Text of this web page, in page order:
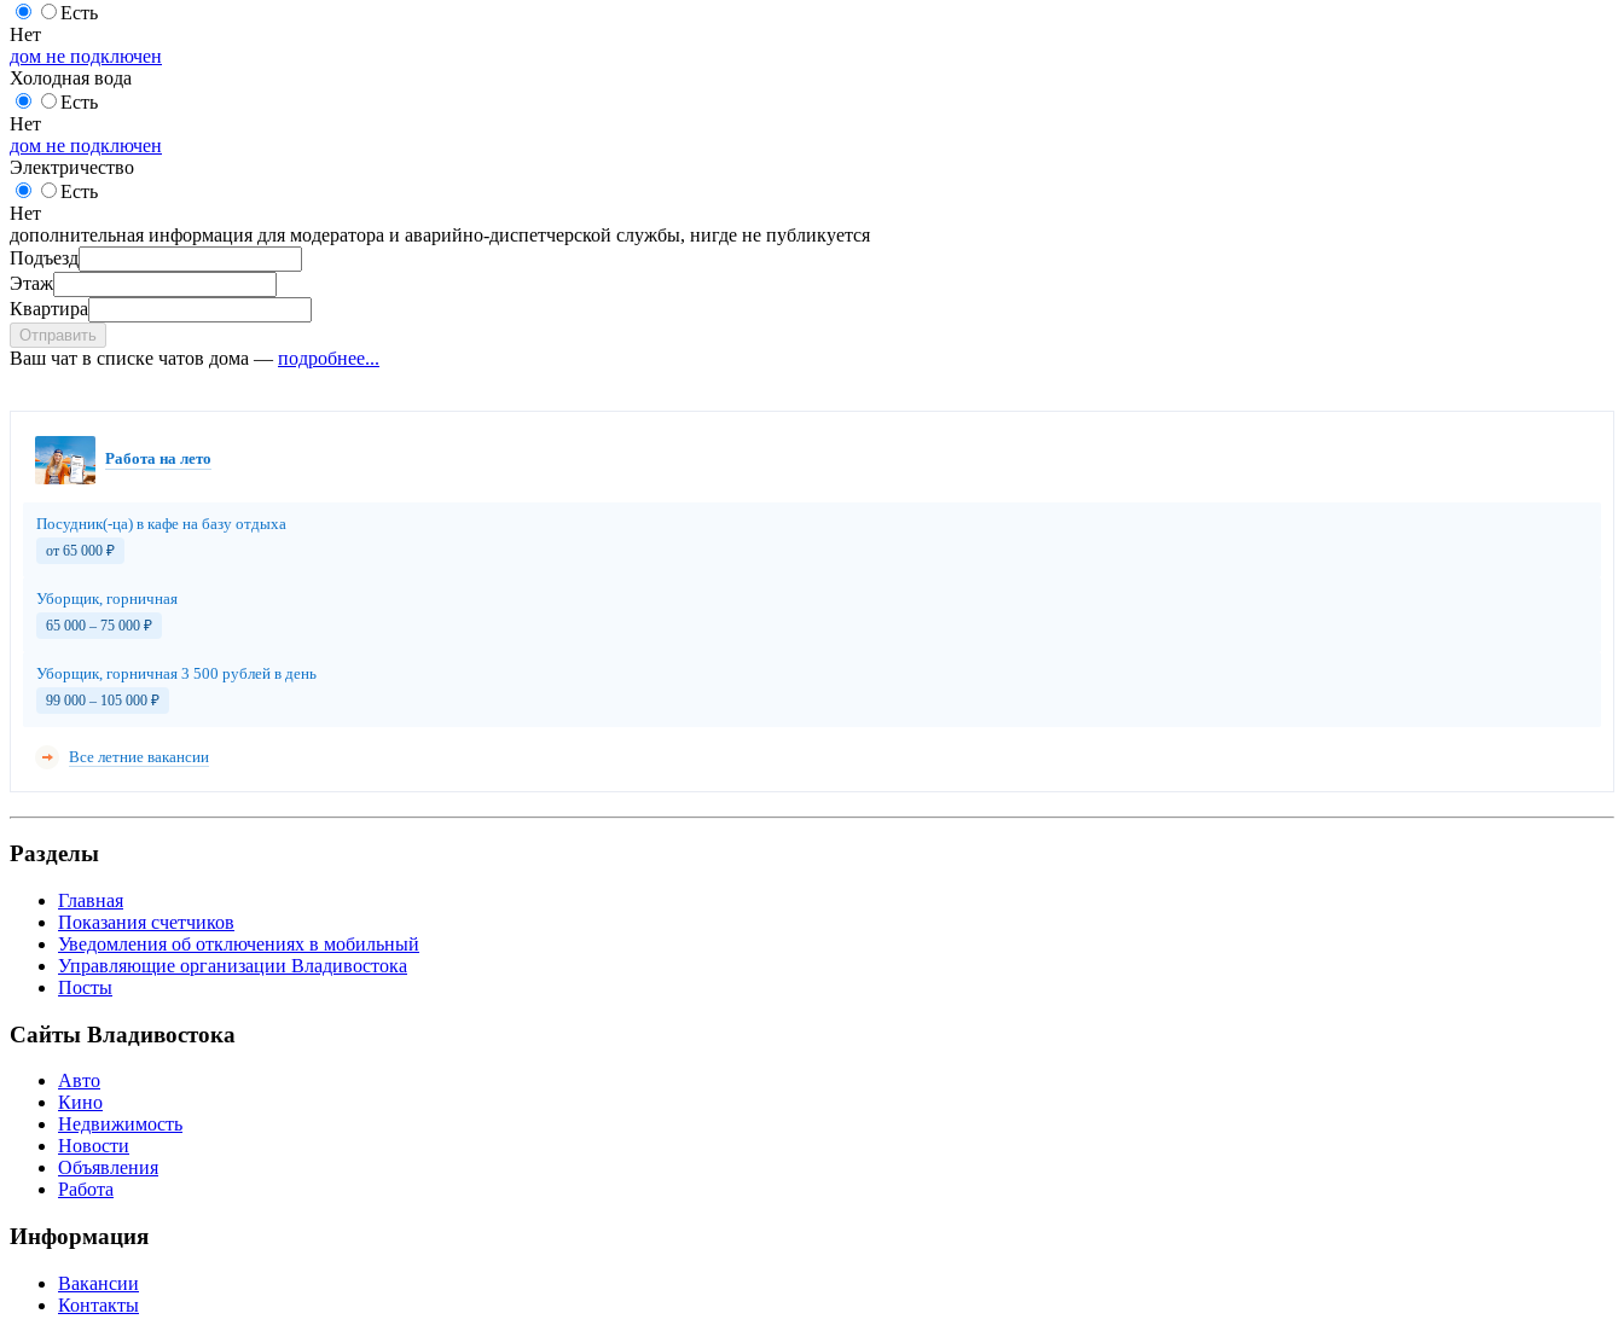
Есть
Нет
дом не подключен
Холодная вода
Есть
Нет
дом не подключен
Электричество
Есть
Нет
дополнительная информация для модератора и аварийно-диспетчерской службы, нигде не публикуется
Подъезд
Этаж
Квартира
Отправить
Ваш чат в списке чатов дома — подробнее...
Работа на лето
Посудник(-ца) в кафе на базу отдыха
от 65 000 ₽
Уборщик, горничная
65 000 – 75 000 ₽
Уборщик, горничная 3 500 рублей в день
99 000 – 105 000 ₽
Все летние вакансии
Разделы
Главная
Показания счетчиков
Уведомления об отключениях в мобильный
Управляющие организации Владивостока
Посты
Сайты Владивостока
Авто
Кино
Недвижимость
Новости
Объявления
Работа
Информация
Вакансии
Контакты